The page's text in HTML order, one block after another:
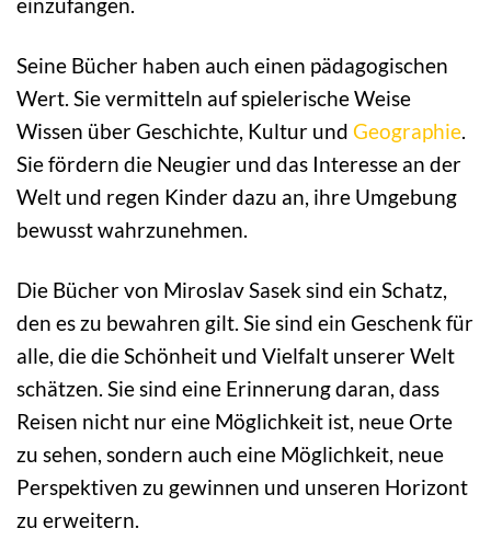
einzufangen.
Seine Bücher haben auch einen pädagogischen
Wert. Sie vermitteln auf spielerische Weise
Wissen über Geschichte, Kultur und Geographie.
Sie fördern die Neugier und das Interesse an der
Welt und regen Kinder dazu an, ihre Umgebung
bewusst wahrzunehmen.
Die Bücher von Miroslav Sasek sind ein Schatz,
den es zu bewahren gilt. Sie sind ein Geschenk für
alle, die die Schönheit und Vielfalt unserer Welt
schätzen. Sie sind eine Erinnerung daran, dass
Reisen nicht nur eine Möglichkeit ist, neue Orte
zu sehen, sondern auch eine Möglichkeit, neue
Perspektiven zu gewinnen und unseren Horizont
zu erweitern.